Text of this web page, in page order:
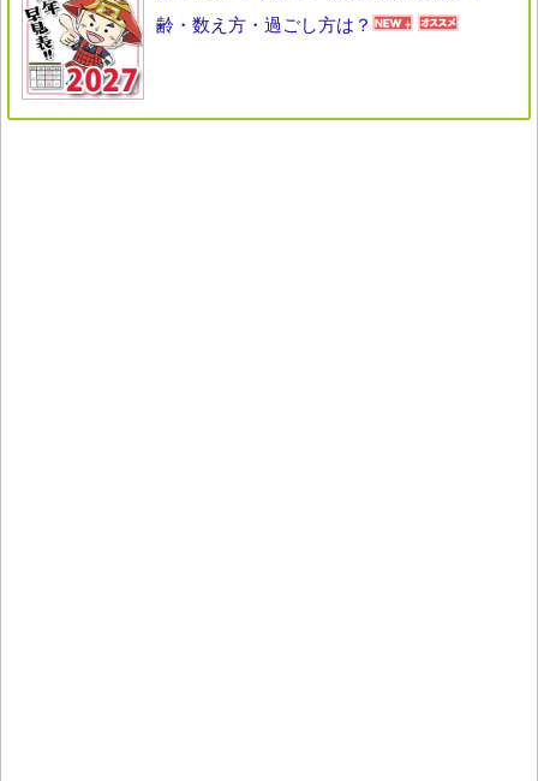
齢・数え方・過ごし方は？